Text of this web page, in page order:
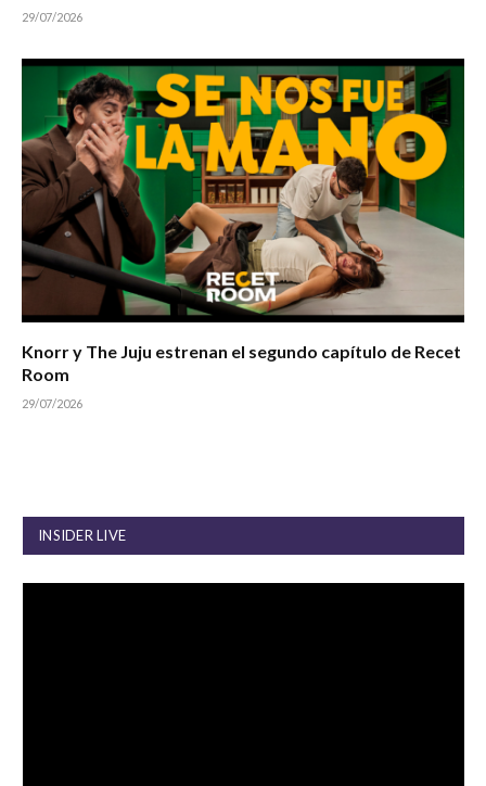
29/07/2026
Knorr y The Juju estrenan el segundo capítulo de Recet
Room
29/07/2026
INSIDER LIVE